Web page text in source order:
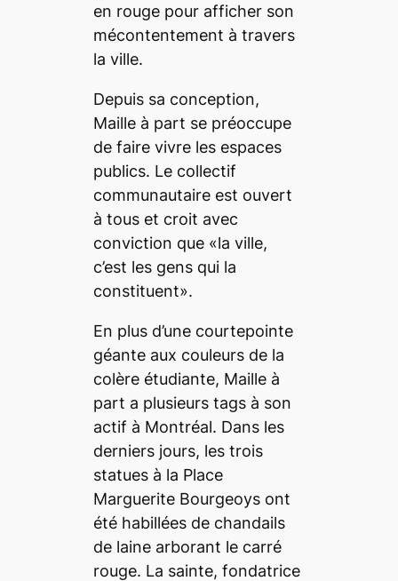
en rouge pour afficher son
mécontentement à travers
la ville.
Depuis sa conception,
Maille à part se préoccupe
de faire vivre les espaces
publics. Le collectif
communautaire est ouvert
à tous et croit avec
conviction que «la ville,
c’est les gens qui la
constituent».
En plus d’une courtepointe
géante aux couleurs de la
colère étudiante, Maille à
part a plusieurs tagsà son
actif à Montréal. Dans les
derniers jours, les trois
statues à la Place
Marguerite Bourgeoys ont
été habillées de chandails
de laine arborant le carré
rouge. La sainte, fondatrice